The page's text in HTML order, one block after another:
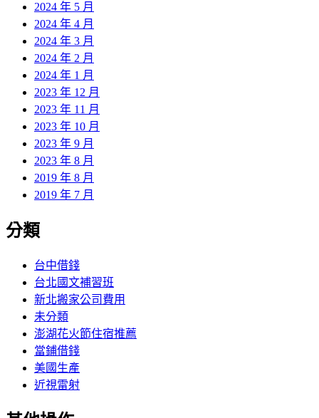
2024 年 5 月
2024 年 4 月
2024 年 3 月
2024 年 2 月
2024 年 1 月
2023 年 12 月
2023 年 11 月
2023 年 10 月
2023 年 9 月
2023 年 8 月
2019 年 8 月
2019 年 7 月
分類
台中借錢
台北國文補習班
新北搬家公司費用
未分類
澎湖花火節住宿推薦
當鋪借錢
美國生產
近視雷射